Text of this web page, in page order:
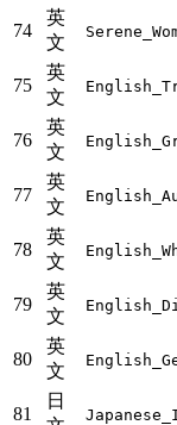
74
英
文
75
英
文
76
英
文
77
英
文
78
英
文
79
英
文
80
英
文
81
日